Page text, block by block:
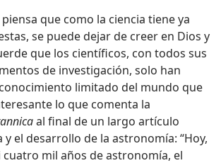
que como la ciencia tiene ya
se puede dejar de creer en Dios y
que los científicos, con todos sus
de investigación, solo han
limitado del mundo que
lo que comenta la
al final de un largo artículo
el desarrollo de la astronomía: “Hoy,
cuatro mil años de astronomía, el